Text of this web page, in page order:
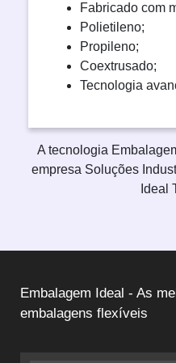
Fabricado com
Polietileno;
Propileno;
Coextrusado;
Tecnologia
A tecnologia
empresa Soluções
Ideal
Embalagem Ideal - As
embalagens flexíveis